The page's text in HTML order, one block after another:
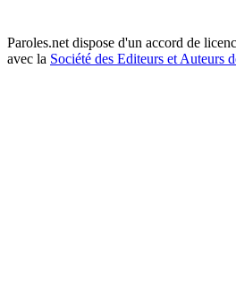
Paroles.net dispose d'un accord de
avec la Société des Editeurs et Auteurs